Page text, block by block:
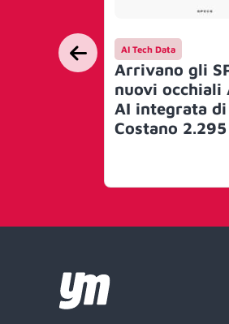
AI Tech Data
Arrivano gli
nuovi occhiali
AI integrata di
Costano